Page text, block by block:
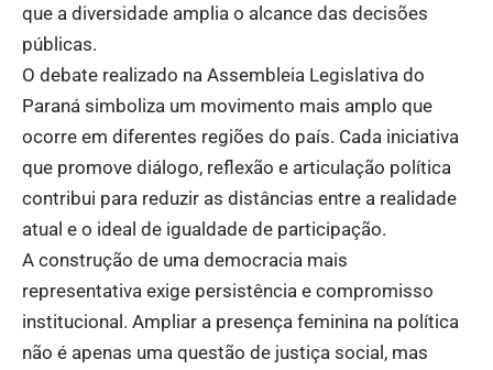
que a diversidade amplia o alcance das decisões
públicas.
O debate realizado na Assembleia Legislativa do
Paraná simboliza um movimento mais amplo que
ocorre em diferentes regiões do país. Cada iniciativa
que promove diálogo, reflexão e articulação política
contribui para reduzir as distâncias entre a realidade
atual e o ideal de igualdade de participação.
A construção de uma democracia mais
representativa exige persistência e compromisso
institucional. Ampliar a presença feminina na política
não é apenas uma questão de justiça social, mas